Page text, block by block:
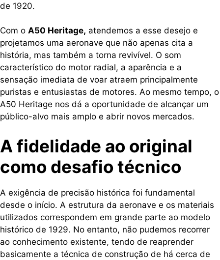
de 1920.
Com o A50 Heritage, atendemos a esse desejo e
projetamos uma aeronave que não apenas cita a
história, mas também a torna revivível. O som
característico do motor radial, a aparência e a
sensação imediata de voar atraem principalmente
puristas e entusiastas de motores. Ao mesmo tempo, o
A50 Heritage nos dá a oportunidade de alcançar um
público-alvo mais amplo e abrir novos mercados.
A fidelidade ao original
como desafio técnico
A exigência de precisão histórica foi fundamental
desde o início. A estrutura da aeronave e os materiais
utilizados correspondem em grande parte ao modelo
histórico de 1929. No entanto, não pudemos recorrer
ao conhecimento existente, tendo de reaprender
basicamente a técnica de construção de há cerca de